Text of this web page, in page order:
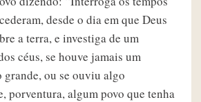
desde o dia em que Deus
a terra, e investiga de um
céus, se houve jamais um
ou se ouviu algo
porventura, algum povo que tenha